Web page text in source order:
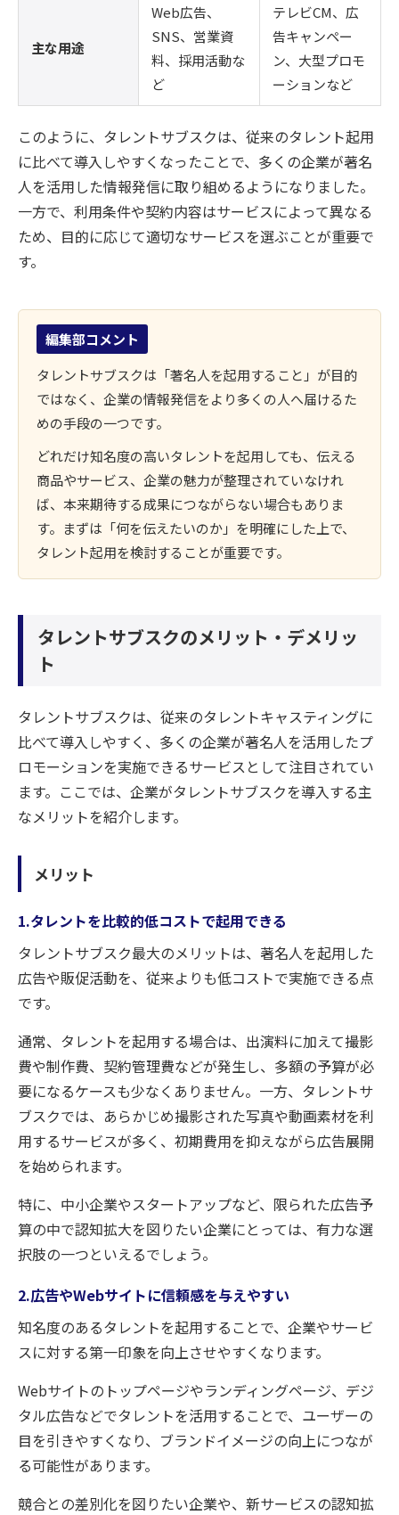
主な用途
Web広告、
SNS、営業資
料、採用活動な
ど
テレビCM、広
告キャンペー
ン、大型プロモ
ーションなど
このように、タレントサブスクは、従来のタレント起用
に比べて導入しやすくなったことで、多くの企業が著名
人を活用した情報発信に取り組めるようになりました。
一方で、利用条件や契約内容はサービスによって異なる
ため、目的に応じて適切なサービスを選ぶことが重要で
す。
編集部コメント
タレントサブスクは「著名人を起用すること」が目的
ではなく、企業の情報発信をより多くの人へ届けるた
めの手段の一つです。
どれだけ知名度の高いタレントを起用しても、伝える
商品やサービス、企業の魅力が整理されていなけれ
ば、本来期待する成果につながらない場合もありま
す。まずは「何を伝えたいのか」を明確にした上で、
タレント起用を検討することが重要です。
タレントサブスクのメリット・デメリッ
ト
タレントサブスクは、従来のタレントキャスティングに
比べて導入しやすく、多くの企業が著名人を活用したプ
ロモーションを実施できるサービスとして注目されてい
ます。ここでは、企業がタレントサブスクを導入する主
なメリットを紹介します。
メリット
1.タレントを比較的低コストで起用できる
タレントサブスク最大のメリットは、著名人を起用した
広告や販促活動を、従来よりも低コストで実施できる点
です。
通常、タレントを起用する場合は、出演料に加えて撮影
費や制作費、契約管理費などが発生し、多額の予算が必
要になるケースも少なくありません。一方、タレントサ
ブスクでは、あらかじめ撮影された写真や動画素材を利
用するサービスが多く、初期費用を抑えながら広告展開
を始められます。
特に、中小企業やスタートアップなど、限られた広告予
算の中で認知拡大を図りたい企業にとっては、有力な選
択肢の一つといえるでしょう。
2.広告やWebサイトに信頼感を与えやすい
知名度のあるタレントを起用することで、企業やサービ
スに対する第一印象を向上させやすくなります。
Webサイトのトップページやランディングページ、デジ
タル広告などでタレントを活用することで、ユーザーの
目を引きやすくなり、ブランドイメージの向上につなが
る可能性があります。
競合との差別化を図りたい企業や、新サービスの認知拡